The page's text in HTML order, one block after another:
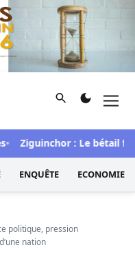
et d'investigation
Rechercher
: Le bétail
ENQUÊTE ECONOMIE
politique, pression
nation